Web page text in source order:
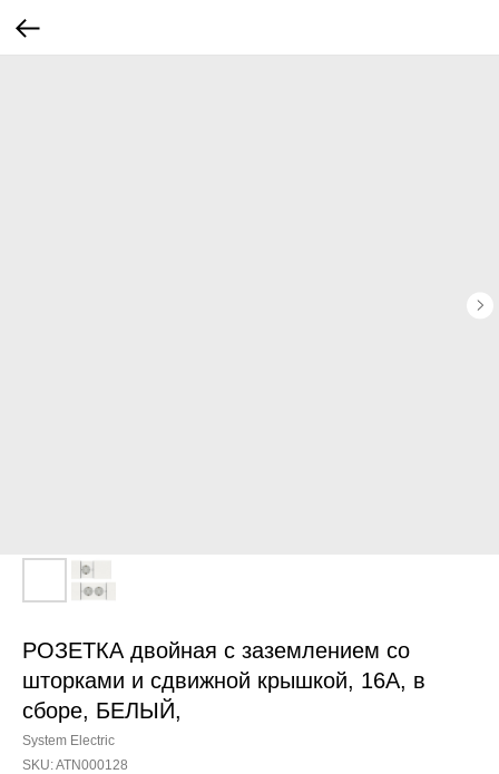
РОЗЕТКА двойная с заземлением со
шторками и сдвижной крышкой, 16А, в
сборе, БЕЛЫЙ,
System Electric
SKU:ATN000128